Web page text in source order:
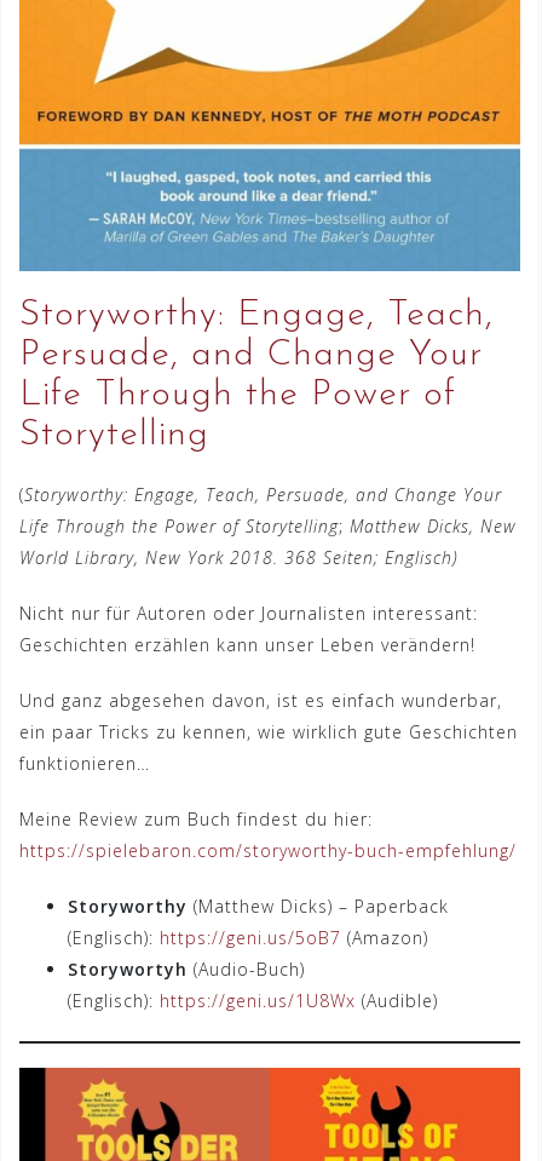
Storyworthy: Engage, Teach,
Persuade, and Change Your
Life Through the Power of
Storytelling
(Storyworthy: Engage, Teach, Persuade, and Change Your
Life Through the Power of Storytelling; Matthew Dicks, New
World Library, New York 2018. 368 Seiten; Englisch)
Nicht nur für Autoren oder Journalisten interessant:
Geschichten erzählen kann unser Leben verändern!
Und ganz abgesehen davon, ist es einfach wunderbar,
ein paar Tricks zu kennen, wie wirklich gute Geschichten
funktionieren…
Meine Review zum Buch findest du hier:
https://spielebaron.com/storyworthy-buch-empfehlung/
Storyworthy (Matthew Dicks) – Paperback
(Englisch): https://geni.us/5oB7 (Amazon)
Storywortyh (Audio-Buch)
(Englisch): https://geni.us/1U8Wx (Audible)